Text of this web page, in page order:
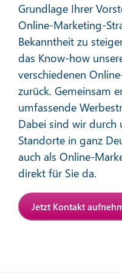
Grundlage Ihrer
Online-Marketing-
Bekanntheit zu
das Know-how
verschiedenen
zurück. Gemeinsam
umfassende
Dabei sind wir durch
Standorte in ganz
auch als Online-
direkt für Sie da.
Jetzt Kontakt